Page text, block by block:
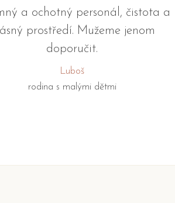
a ochotný personál, čistota a
prostředí. Mužeme jenom
doporučit.
Luboš
rodina s malými dětmi